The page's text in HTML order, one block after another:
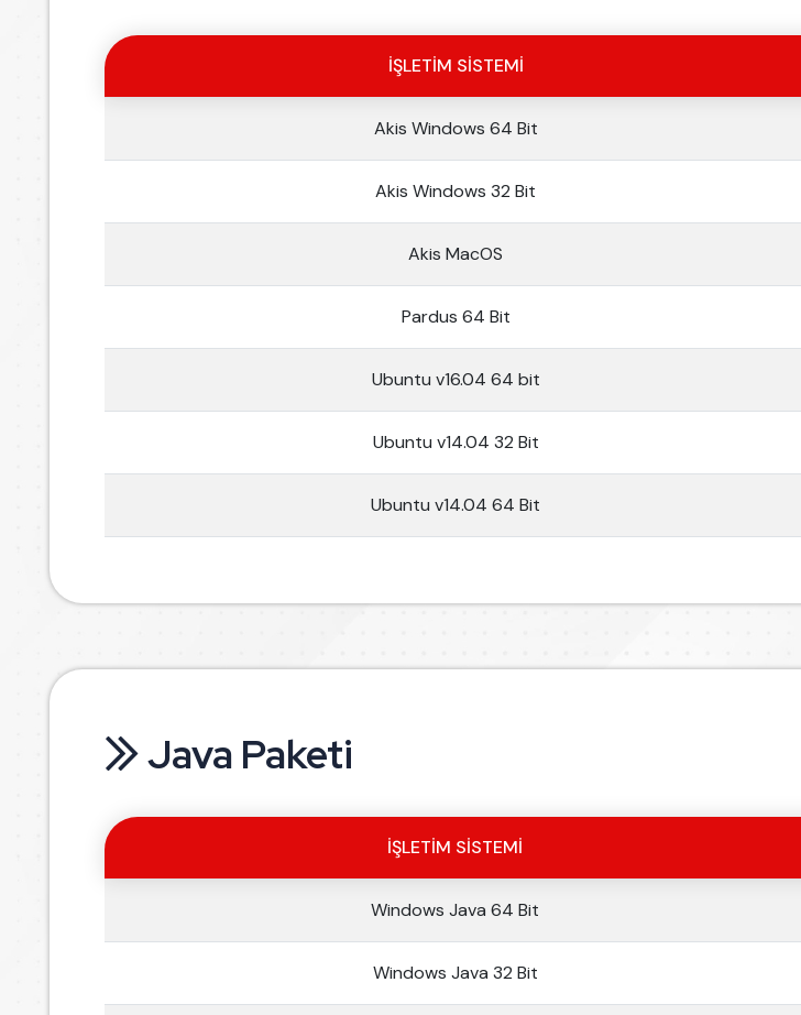
İŞLETIM SISTEMI
Akis Windows 64 Bit
Akis Windows 32 Bit
Akis MacOS
Pardus 64 Bit
Ubuntu v16.04 64 bit
Ubuntu v14.04 32 Bit
Ubuntu v14.04 64 Bit
Java Paketi
İŞLETIM SISTEMI
Windows Java 64 Bit
Windows Java 32 Bit